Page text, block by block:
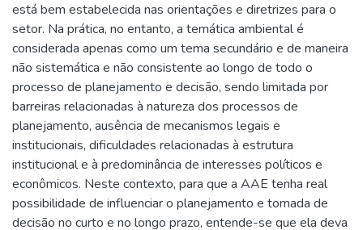
está bem estabelecida nas orientações e diretrizes para o
setor. Na prática, no entanto, a temática ambiental é
considerada apenas como um tema secundário e de maneira
não sistemática e não consistente ao longo de todo o
processo de planejamento e decisão, sendo limitada por
barreiras relacionadas à natureza dos processos de
planejamento, ausência de mecanismos legais e
institucionais, dificuldades relacionadas à estrutura
institucional e à predominância de interesses políticos e
econômicos. Neste contexto, para que a AAE tenha real
possibilidade de influenciar o planejamento e tomada de
decisão no curto e no longo prazo, entende-se que ela deva